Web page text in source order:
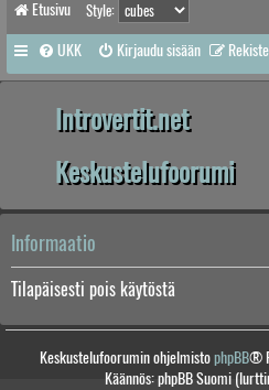
Etusivu Style:
UKK Kirjaudu sisään
Introvertit.net
Keskustelufoorumi
Informaatio
Tilapäisesti pois käytöstä
Keskustelufoorumin ohjelmistophpBB®
Käännös: phpBB Suomi